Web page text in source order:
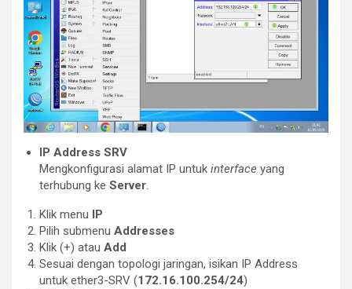
IP Address SRV
Mengkonfigurasi alamat IP untuk interface yang
terhubung ke Server.
Klik menu IP
Pilih submenu Addresses
Klik (+) atau Add
Sesuai dengan topologi jaringan, isikan IP Address
untuk ether3-SRV (172.16.100.254/24)